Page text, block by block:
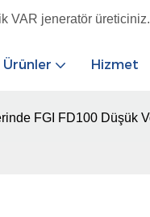
VAR jeneratör üreticiniz.
Ürünler Hizmet
FGI FD100 Düşük